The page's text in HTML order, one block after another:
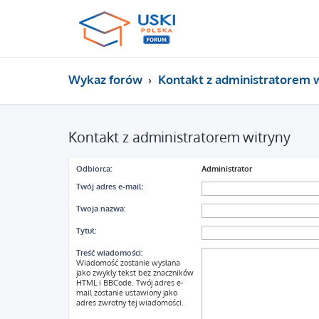
Wykaz forów Kontakt z administratorem
Kontakt z administratorem witryny
Odbiorca:
Administrator
Twój adres e-mail:
Twoja nazwa:
Tytuł:
Treść wiadomości:
Wiadomość zostanie wysłana
jako zwykły tekst bez znaczników
HTML i BBCode. Twój adres e-
mail zostanie ustawiony jako
adres zwrotny tej wiadomości.